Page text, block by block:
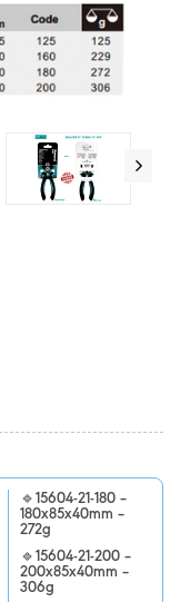
🔹15604-21-180 –
180x85x40mm –
272g
🔹15604-21-200 –
200x85x40mm –
306g